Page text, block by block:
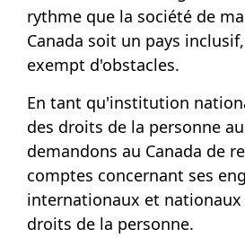
rythme que la société de
Canada soit un pays
exempt d'obstacles.
En tant qu'institution
des droits de la personne
demandons au Canada de
comptes concernant ses
internationaux et
droits de la personne.